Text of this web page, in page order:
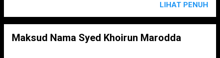
LIHAT PENUH
Maksud Nama Syed Khoirun Marodda